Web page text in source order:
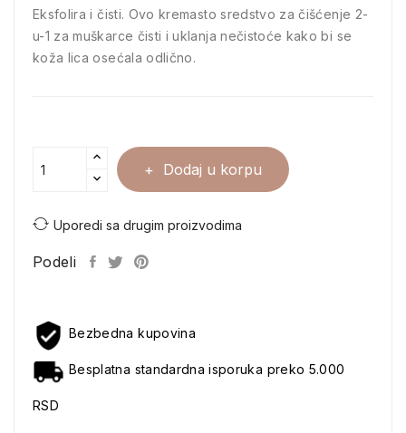
Eksfolira i čisti. Ovo kremasto sredstvo za čišćenje 2-
u-1 za muškarce čisti i uklanja nečistoće kako bi se
koža lica osećala odlično.
Dodaj u korpu
Uporedi sa drugim proizvodima
Podeli
Bezbedna kupovina
Besplatna standardna isporuka preko 5.000
RSD